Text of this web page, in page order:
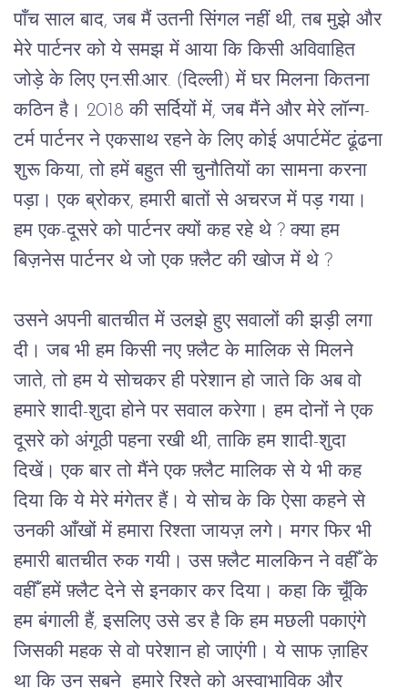
पाँच साल बाद, जब मैं उतनी सिंगल नहीं थी, तब मुझे और
मेरे पार्टनर को ये समझ में आया कि किसी अविवाहित
जोड़े के लिए एन.सी.आर. (दिल्ली) में घर मिलना कितना
कठिन है। 2018 की सर्दियों में, जब मैंने और मेरे लॉन्ग-
टर्म पार्टनर ने एकसाथ रहने के लिए कोई अपार्टमेंट ढूंढना
शुरू किया, तो हमें बहुत सी चुनौतियों का सामना करना
पड़ा। एक ब्रोकर, हमारी बातों से अचरज में पड़ गया।
हम एक-दूसरे को पार्टनर क्यों कह रहे थे ? क्या हम
बिज़नेस पार्टनर थे जो एक फ़्लैट की खोज में थे ?
उसने अपनी बातचीत में उलझे हुए सवालों की झड़ी लगा
दी। जब भी हम किसी नए फ़्लैट के मालिक से मिलने
जाते, तो हम ये सोचकर ही परेशान हो जाते कि अब वो
हमारे शादी-शुदा होने पर सवाल करेगा। हम दोनों ने एक
दूसरे को अंगूठी पहना रखी थी, ताकि हम शादी-शुदा
दिखें। एक बार तो मैंने एक फ़्लैट मालिक से ये भी कह
दिया कि ये मेरे मंगेतर हैं। ये सोच के कि ऐसा कहने से
उनकी आँखों में हमारा रिश्ता जायज़ लगे। मगर फिर भी
हमारी बातचीत रुक गयी। उस फ़्लैट मालकिन ने वहीँ के
वहीँ हमें फ़्लैट देने से इनकार कर दिया। कहा कि चूँकि
हम बंगाली हैं, इसलिए उसे डर है कि हम मछली पकाएंगे
जिसकी महक से वो परेशान हो जाएंगी। ये साफ ज़ाहिर
था कि उन सबने  हमारे रिश्ते को अस्वाभाविक और